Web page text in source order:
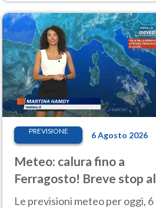
previsioni.
PREVISIONE 6 Agosto 2026
Meteo: calura fino a
Ferragosto! Breve stop al
Nord tra 7 e 9 agosto
Le previsioni meteo per oggi, 6